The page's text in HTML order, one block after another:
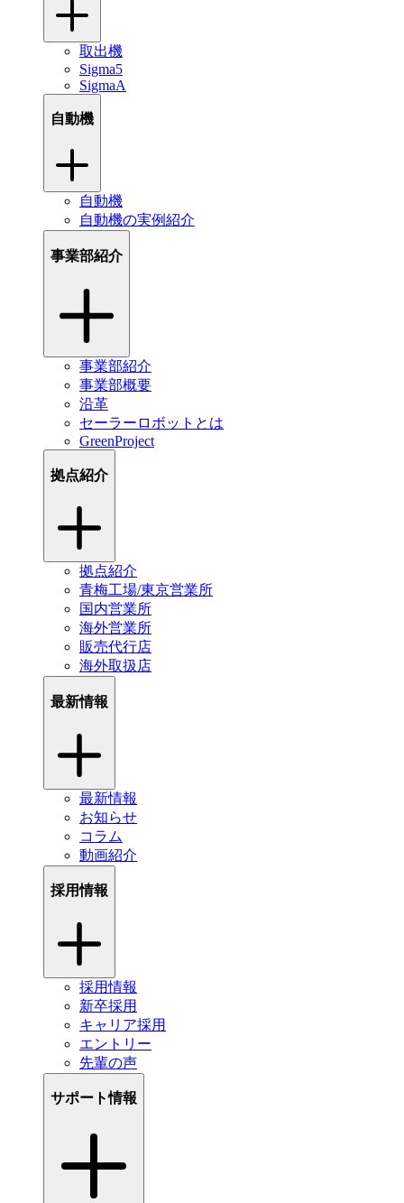
取出機
Sigma5
SigmaA
自動機
自動機
自動機の実例紹介
事業部紹介
事業部紹介
事業部概要
沿革
セーラーロボットとは
GreenProject
拠点紹介
拠点紹介
青梅工場/東京営業所
国内営業所
海外営業所
販売代行店
海外取扱店
最新情報
最新情報
お知らせ
コラム
動画紹介
採用情報
採用情報
新卒採用
キャリア採用
エントリー
先輩の声
サポート情報